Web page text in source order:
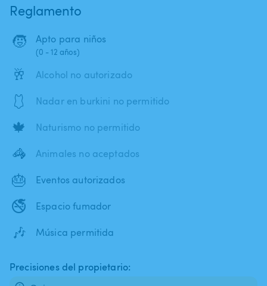
Reglamento
🧒 Apto para niños
(0 - 12 años)
🥂 Alcohol no autorizado
🩱 Nadar en burkini no permitido
🍁 Naturismo no permitido
🦓 Animales no aceptados
🎂 Eventos autorizados
🚭 Espacio fumador
🎶 Música permitida
Precisiones del propietario: